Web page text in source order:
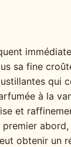
sa fine
qui
à la
et
obtenir un